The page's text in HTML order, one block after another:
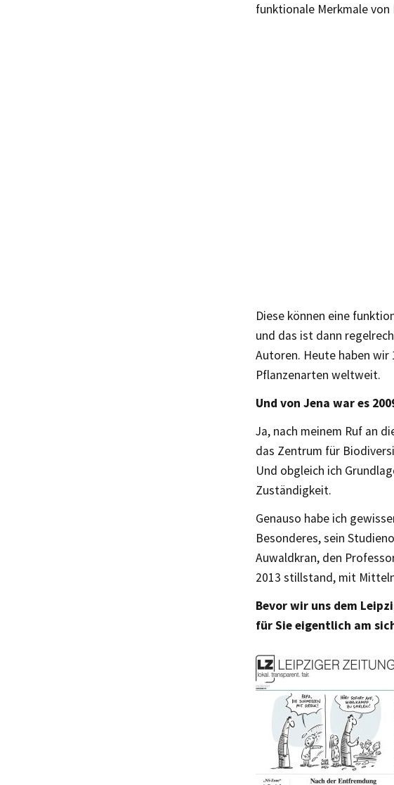
funktionale Merkmale
Diese können eine
und das ist dann
Autoren. Heute haben
Pflanzenarten weltweit.
Und von Jena war es
Ja, nach meinem Ruf an
das Zentrum für
Und obgleich ich
Zuständigkeit.
Genauso habe ich
Besonderes, sein
Auwaldkran, den
2013 stillstand, mit
Bevor wir uns dem
für Sie eigentlich am